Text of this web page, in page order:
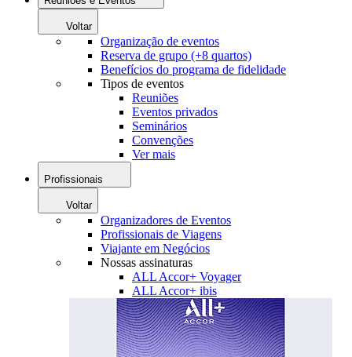
Voltar
Organização de eventos
Reserva de grupo (+8 quartos)
Benefícios do programa de fidelidade
Tipos de eventos
Reuniões
Eventos privados
Seminários
Convenções
Ver mais
Profissionais
Voltar
Organizadores de Eventos
Profissionais de Viagens
Viajante em Negócios
Nossas assinaturas
ALL Accor+ Voyager
ALL Accor+ ibis